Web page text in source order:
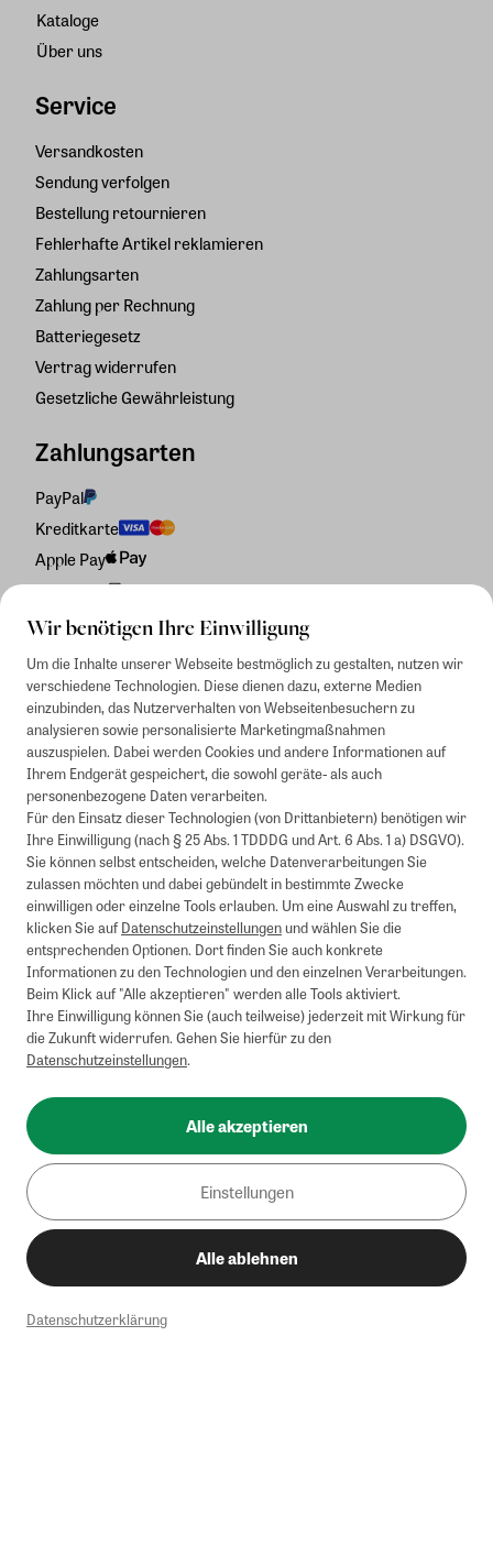
Wir benötigen Ihre Einwilligung
Um die Inhalte unserer Webseite bestmöglich zu gestalten, nutzen wir
verschiedene Technologien. Diese dienen dazu, externe Medien
einzubinden, das Nutzerverhalten von Webseitenbesuchern zu
analysieren sowie personalisierte Marketingmaßnahmen
auszuspielen. Dabei werden Cookies und andere Informationen auf
Ihrem Endgerät gespeichert, die sowohl geräte- als auch
personenbezogene Daten verarbeiten.
Für den Einsatz dieser Technologien (von Drittanbietern) benötigen wir
Ihre Einwilligung (nach § 25 Abs. 1 TDDDG und Art. 6 Abs. 1 a) DSGVO).
Sie können selbst entscheiden, welche Datenverarbeitungen Sie
zulassen möchten und dabei gebündelt in bestimmte Zwecke
einwilligen oder einzelne Tools erlauben. Um eine Auswahl zu treffen,
klicken Sie aufDatenschutzeinstellungenund wählen Sie die
entsprechenden Optionen. Dort finden Sie auch konkrete
Informationen zu den Technologien und den einzelnen Verarbeitungen.
Beim Klick auf "Alle akzeptieren" werden alle Tools aktiviert.
Ihre Einwilligung können Sie (auch teilweise) jederzeit mit Wirkung für
die Zukunft widerrufen. Gehen Sie hierfür zu den
Datenschutzeinstellungen.
Alle akzeptieren
Einstellungen
Alle ablehnen
Datenschutzerklärung
Kataloge
Über uns
Service
Versandkosten
Sendung verfolgen
Bestellung retournieren
Fehlerhafte Artikel reklamieren
Zahlungsarten
Zahlung per Rechnung
Batteriegesetz
Vertrag widerrufen
Gesetzliche Gewährleistung
Zahlungsarten
PayPal
Kreditkarte
Apple Pay
Rechnung